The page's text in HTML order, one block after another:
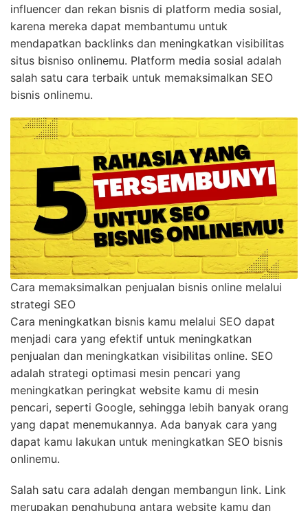
influencer dan rekan bisnis di platform media sosial,
karena mereka dapat membantumu untuk
mendapatkan backlinks dan meningkatkan visibilitas
situs bisniso onlinemu. Platform media sosial adalah
salah satu cara terbaik untuk memaksimalkan SEO
bisnis onlinemu.
Cara memaksimalkan penjualan bisnis online melalui
strategi SEO
Cara meningkatkan bisnis kamu melalui SEO dapat
menjadi cara yang efektif untuk meningkatkan
penjualan dan meningkatkan visibilitas online. SEO
adalah strategi optimasi mesin pencari yang
meningkatkan peringkat website kamu di mesin
pencari, seperti Google, sehingga lebih banyak orang
yang dapat menemukannya. Ada banyak cara yang
dapat kamu lakukan untuk meningkatkan SEO bisnis
onlinemu.
Salah satu cara adalah dengan membangun link. Link
merupakan penghubung antara website kamu dan